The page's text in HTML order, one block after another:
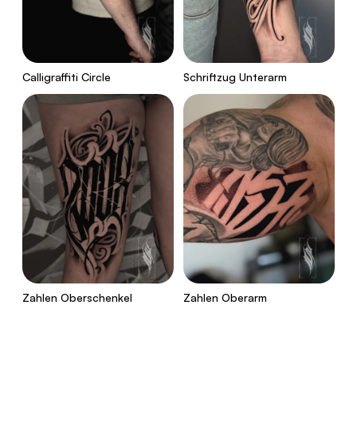
Calligraffiti Circle Schriftzug Unterarm
Zahlen Oberschenkel Zahlen Oberarm